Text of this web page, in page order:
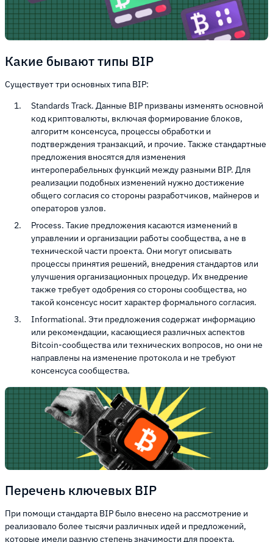
Какие бывают типы BIP
Существует три основных типа BIP:
Standards Track. Данные BIP призваны изменять основной
код криптовалюты, включая формирование блоков,
алгоритм консенсуса, процессы обработки и
подтверждения транзакций, и прочие. Также стандартные
предложения вносятся для изменения
интероперабельных функций между разными BIP. Для
реализации подобных изменений нужно достижение
общего согласия со стороны разработчиков, майнеров и
операторов узлов.
Process. Такие предложения касаются изменений в
управлении и организации работы сообщества, а не в
технической части проекта. Они могут описывать
процессы принятия решений, внедрения стандартов или
улучшения организационных процедур. Их внедрение
также требует одобрения со стороны сообщества, но
такой консенсус носит характер формального согласия.
Informational. Эти предложения содержат информацию
или рекомендации, касающиеся различных аспектов
Bitcoin-сообщества или технических вопросов, но они не
направлены на изменение протокола и не требуют
консенсуса сообщества.
Перечень ключевых BIP
При помощи стандарта BIP было внесено на рассмотрение и
реализовало более тысячи различных идей и предложений,
которые имели разную степень значимости для проекта.